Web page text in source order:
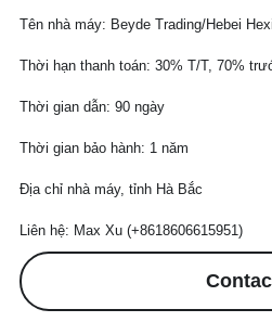
Tên nhà máy: Beyde Trading/Hebei
Thời hạn thanh toán: 30% T/T, 70%
Thời gian dẫn: 90 ngày
Thời gian bảo hành: 1 năm
Địa chỉ nhà máy, tỉnh Hà Bắc
Liên hệ: Max Xu (+8618606615951)